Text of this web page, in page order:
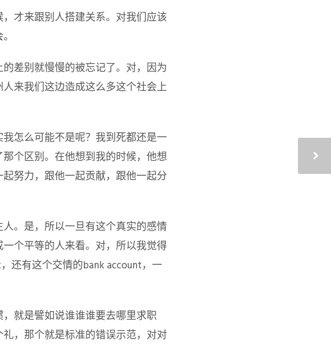
才来跟别人搭建关系。对我们应该
差别就慢慢的被忘记了。对，因为
来我们这边造成这么多这个社会上
怎么可能不是呢？我到死都还是一
个区别。在他想到我的时候，他想
努力，跟他一起贡献，跟他一起分
。是，所以一旦有这个真实的感情
个平等的人来看。对，所以我觉得
还有这个交情的bank account，一
就是譬如说谁谁谁要去哪里求职
，那个就是标准的错误示范，对对